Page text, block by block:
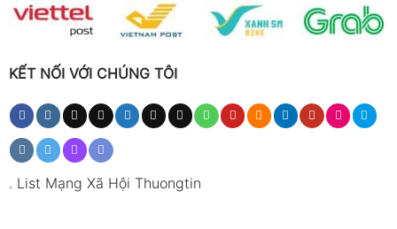
KẾT NỐI VỚI CHÚNG TÔI
. List Mạng Xã Hội Thuongtin